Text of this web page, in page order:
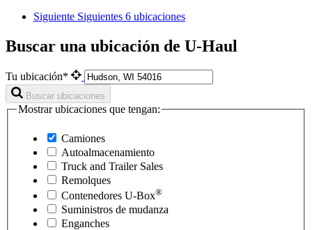
Siguiente Siguientes 6 ubicaciones
Buscar una ubicación de U-Haul
Tu ubicación*
Buscar ubicaciones
Mostrar ubicaciones que tengan:
Camiones
Autoalmacenamiento
Truck and Trailer Sales
Remolques
Contenedores U-Box®
Suministros de mudanza
Enganches